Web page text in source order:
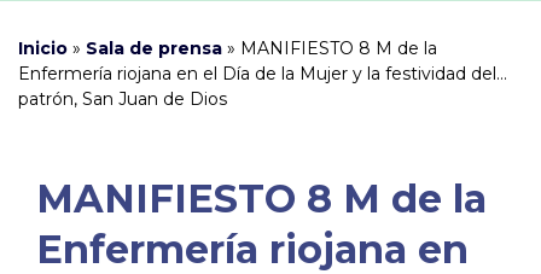
Inicio » Sala de prensa » MANIFIESTO 8 M de la
Enfermería riojana en el Día de la Mujer y la festividad del
patrón, San Juan de Dios
MANIFIESTO 8 M de la
Enfermería riojana en